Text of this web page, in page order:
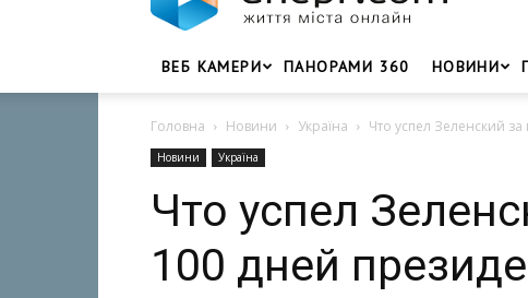
портал
Дніпра
ВЕБ КАМЕРИ ПАНОРАМИ 360 НОВИНИ
Головна Новини Україна Что успел Зеленский
Новини Україна
Что успел
100 дней